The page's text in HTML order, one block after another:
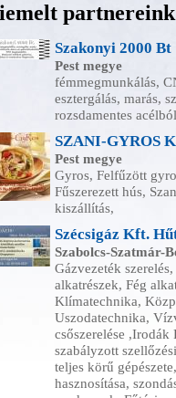
partnereink
Szakonyi 2000 Bt
Pest megye
fémmegmunkálás,
esztergálás, marás,
rozsdamentes
SZANI-GYROS
Pest megye
Gyros, Felfűzött
Fűszerezett hús,
kiszállítás,
Szécsigáz Kft.
Szabolcs-Szatmár-
Gázvezeték
alkatrészek, Fég
Klímatechnika,
Uszodatechnika,
csőszerelése
szabályzott
teljes körű
hasznosítása,